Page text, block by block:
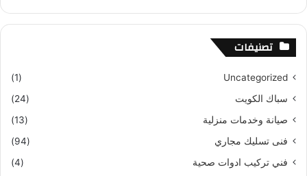
تصنيفات
Uncategorized
(1)
سباك الكويت
(24)
صيانة وخدمات منزلية
(13)
فنى تسليك مجاري
(94)
فني تركيب ادوات صحية
(4)